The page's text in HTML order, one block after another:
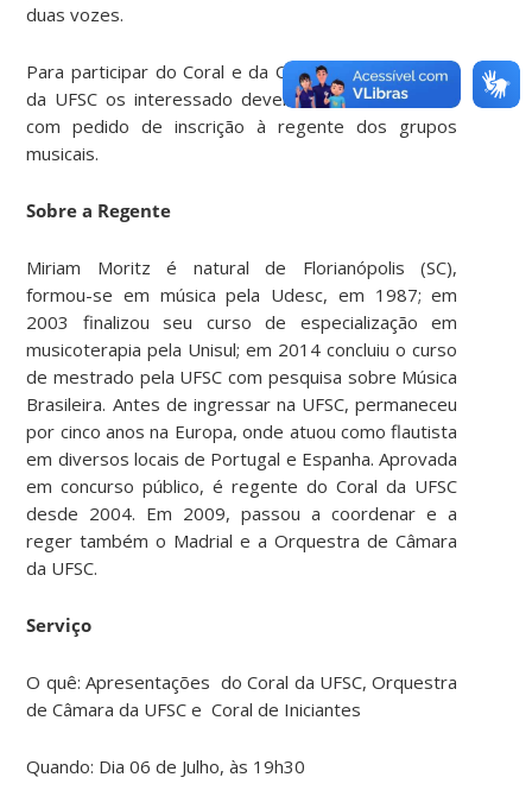
duas vozes.
Para participar do Coral e da Orquestra de Câmara
da UFSC os interessado devem encaminhar e-mail
com pedido de inscrição à regente dos grupos
musicais.
Sobre a Regente
Miriam Moritz é natural de Florianópolis (SC),
formou-se em música pela Udesc, em 1987; em
2003 finalizou seu curso de especialização em
musicoterapia pela Unisul; em 2014 concluiu o curso
de mestrado pela UFSC com pesquisa sobre Música
Brasileira. Antes de ingressar na UFSC, permaneceu
por cinco anos na Europa, onde atuou como flautista
em diversos locais de Portugal e Espanha. Aprovada
em concurso público, é regente do Coral da UFSC
desde 2004. Em 2009, passou a coordenar e a
reger também o Madrial e a Orquestra de Câmara
da UFSC.
Serviço
O quê: Apresentações do Coral da UFSC, Orquestra
de Câmara da UFSC e Coral de Iniciantes
Quando: Dia 06 de Julho, às 19h30